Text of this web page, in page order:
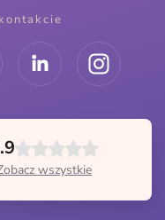
wszystkie